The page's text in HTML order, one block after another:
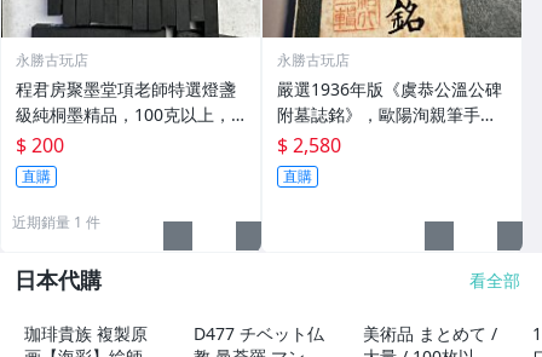
永勝古玩店
程君房聚墨堂項老師特選燈盞
級純桐墨精品，100克以上，
檀香墨質細膩黑亮 藍紫光放 檢
驗嚴選推薦 燈盞級墨 放藍紫光
檢驗嚴選
$ 200
直購
近期銷量 1 件
永勝古玩店
嚴選1936年版《虞恭公溫公碑
附墓誌銘》，歐陽洵親筆手
跡，典藏歷史與書法珍品 唐史
研究 碑刻藝術 田中和市版
$ 2,580
直購
日本代購 看全部
珈琲貴族 複製原
D477 チベット仏
美術品 まとめて /